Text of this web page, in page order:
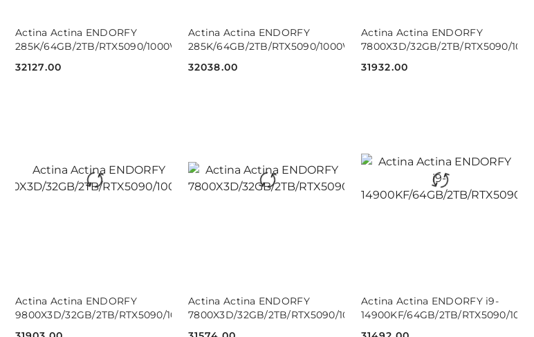
Actina Actina ENDORFY
285K/64GB/2TB/RTX5090/1000W
Cena:
32127.00
Actina Actina ENDORFY
285K/64GB/2TB/RTX5090/1000W
Cena:
32038.00
Actina Actina ENDORFY
7800X3D/32GB/2TB/RTX5090/
Cena:
31932.00
W11H
Actina Actina ENDORFY
9800X3D/32GB/2TB/RTX5090/1000W
Actina Actina ENDORFY
7800X3D/32GB/2TB/RTX5090/1000W
Actina Actina ENDORFY i9-
14900KF/64GB/2TB/RTX5090/